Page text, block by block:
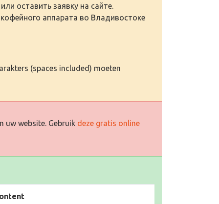
оставить заявку на сайте.
аппарата во Владивостоке
(spaces included) moeten
uw website. Gebruik deze gratis online